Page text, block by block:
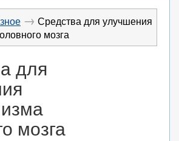
→ Средства для улучшения
мозга
для
мозга